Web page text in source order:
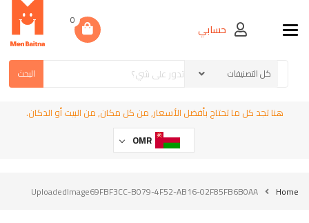
Toggle navigationحسابي
0
البحث
هنا تجد كل ما تحتاج بأفضل الأسعار, من كل مكان, من البيت أو الدكان.
OMR
Home
UploadedImage69FBF3CC-B079-4F52-AB16-02F85FB6B0AA